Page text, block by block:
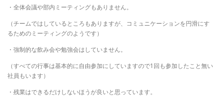
・全体会議や部内ミーティングもありません。
（チームではしているところもありますが、コミュニケーションを円滑にす
るためのミーティングのようです）
・強制的な飲み会や勉強会はしていません。
（すべての行事は基本的に自由参加にしていますので1回も参加したこと無い
社員もいます）
・残業はできるだけしないほうが良いと思っています。